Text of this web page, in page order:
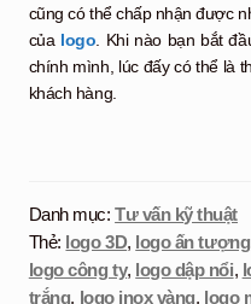
cũng có thể chấp nhận được
của logo . Khi nào bạn bắt
chính mình, lúc đấy có thể là
khách hàng.
Danh mục:Tư vấn kỹ thuật
Thẻ: logo 3D, logo ấn tượng
logo công ty, logo dập nổi,
trắng, logo inox vàng, logo